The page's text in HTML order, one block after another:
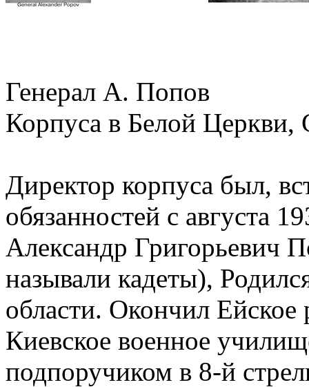
Генерал А. Попов
Корпуса в Белой Церкви,
Директор корпуса был,
обязанностей с августа
Александр Григорьевич
называли кадеты),
области. Окончил Ейское
Киевское военное
подпоручиком в 8-й